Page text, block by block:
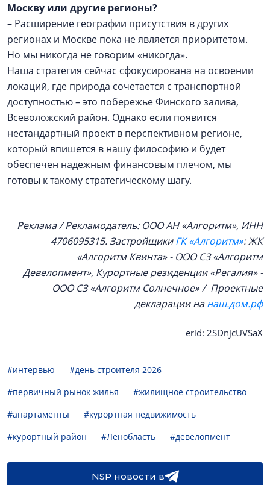
Москву или другие регионы?
– Расширение географии присутствия в других
регионах и Москве пока не является приоритетом.
Но мы никогда не говорим «никогда».
Наша стратегия сейчас сфокусирована на освоении
локаций, где природа сочетается с транспортной
доступностью – это побережье Финского залива,
Всеволожский район. Однако если появится
нестандартный проект в перспективном регионе,
который впишется в нашу философию и будет
обеспечен надежным финансовым плечом, мы
готовы к такому стратегическому шагу.
Реклама / Рекламодатель: ООО АН «Алгоритм», ИНН
4706095315. ЗастройщикиГК «Алгоритм»: ЖК
«Алгоритм Квинта» - ООО СЗ «Алгоритм
Девелопмент», Курортные резиденции «Регалия» -
ООО СЗ «Алгоритм Солнечное» / Проектные
декларации нанаш.дом.рф
erid: 2SDnjcUVSaX
#интервью
#день строителя 2026
#первичный рынок жилья
#жилищное строительство
#апартаменты
#курортная недвижимость
#курортный район
#Ленобласть #девелопмент
NSP новости в